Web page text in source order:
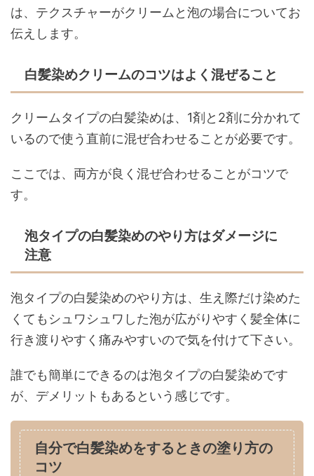
は、テクスチャーがクリームと泡の場合についてお
伝えします。
白髪染めクリームのコツはよく混ぜること
クリームタイプの白髪染めは、1剤と2剤に分かれて
いるので使う直前に混ぜ合わせることが必要です。
ここでは、両方が良く混ぜ合わせることがコツで
す。
泡タイプの白髪染めのやり方はダメージに
注意
泡タイプの白髪染めのやり方は、生え際だけ染めた
くてもシュワシュワした泡が広がりやすく髪全体に
行き渡りやすく痛みやすいので気を付けて下さい。
誰でも簡単にできるのは泡タイプの白髪染めです
が、デメリットもあるという感じです。
自分で白髪染めをするときの塗り方の
コツ